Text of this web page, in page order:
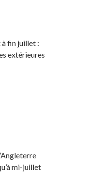
fin juillet :
extérieures
mi-juillet